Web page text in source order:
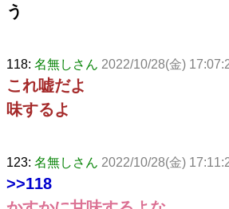
う
118: 名無しさん 2022/10/28(金)
これ嘘だよ
味するよ
123: 名無しさん 2022/10/28(金)
>>118